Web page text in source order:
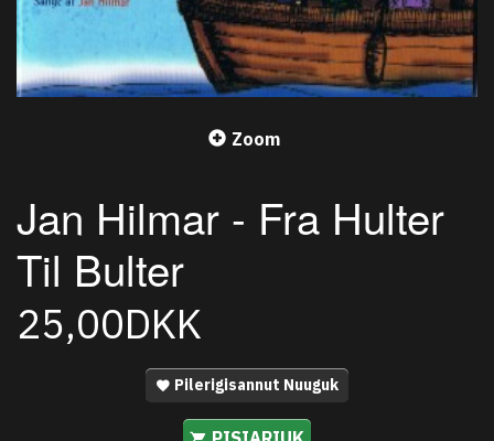
Zoom
Jan Hilmar - Fra Hulter
Til Bulter
25,00DKK
Pilerigisannut Nuuguk